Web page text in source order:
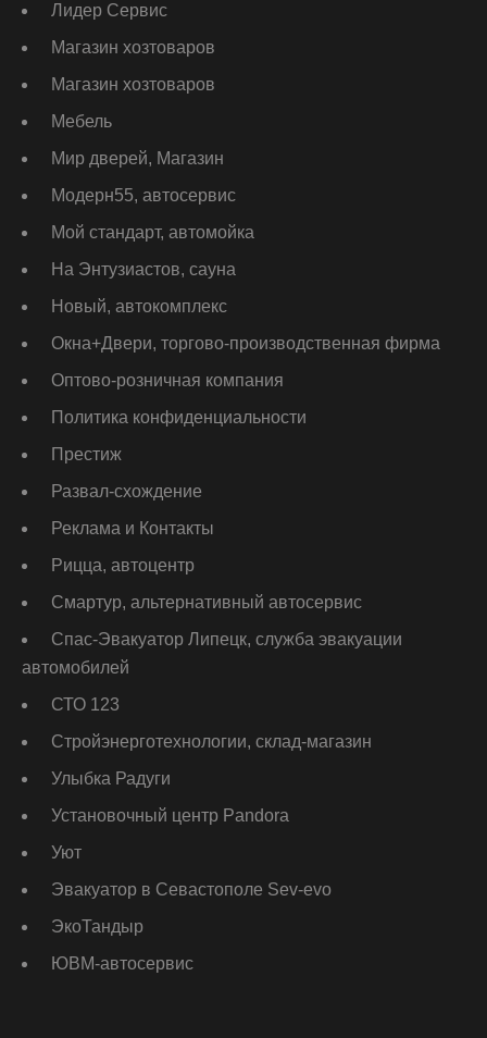
Лидер Сервис
Магазин хозтоваров
Магазин хозтоваров
Мебель
Мир дверей, Магазин
Модерн55, автосервис
Мой стандарт, автомойка
На Энтузиастов, сауна
Новый, автокомплекс
Окна+Двери, торгово-производственная фирма
Оптово-розничная компания
Политика конфиденциальности
Престиж
Развал-схождение
Реклама и Контакты
Рицца, автоцентр
Смартур, альтернативный автосервис
Спас-Эвакуатор Липецк, служба эвакуации
автомобилей
СТО 123
Стройэнерготехнологии, склад-магазин
Улыбка Радуги
Установочный центр Pandora
Уют
Эвакуатор в Севастополе Sev-evo
ЭкоТандыр
ЮВМ-автосервис